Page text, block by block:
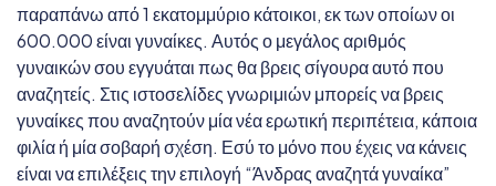
παραπάνω από 1 εκατομμύριο κάτοικοι, εκ των οποίων οι
600.000 είναι γυναίκες. Αυτός ο μεγάλος αριθμός
γυναικών σου εγγυάται πως θα βρεις σίγουρα αυτό που
αναζητείς. Στις ιστοσελίδες γνωριμιών μπορείς να βρεις
γυναίκες που αναζητούν μία νέα ερωτική περιπέτεια, κάποια
φιλία ή μία σοβαρή σχέση. Εσύ το μόνο που έχεις να κάνεις
είναι να επιλέξεις την επιλογή “Άνδρας αναζητά γυναίκα”